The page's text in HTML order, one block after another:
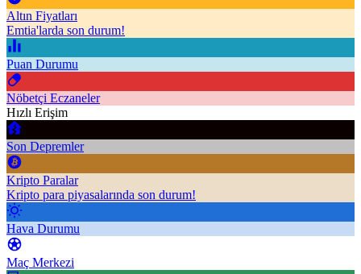
Altın Fiyatları
Emtia'larda son durum!
Puan Durumu
Nöbetçi Eczaneler
Hızlı Erişim
Son Depremler
Kripto Paralar
Kripto para piyasalarında son durum!
Hava Durumu
Maç Merkezi